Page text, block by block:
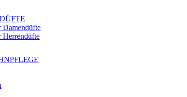
Damendüfte
Herrendüfte